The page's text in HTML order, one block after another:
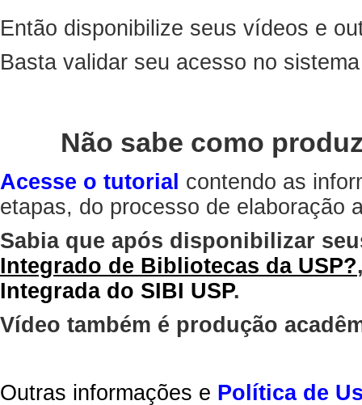
Então disponibilize seus vídeos e
Basta validar seu acesso no
Não sabe como
Acesse o tutorial contendo as
etapas, do processo de elaboração
Sabia que após disponibilizar
Integrado de Bibliotecas da USP?
Integrada do SIBI USP.
Vídeo também é produção
Outras informações e Política de